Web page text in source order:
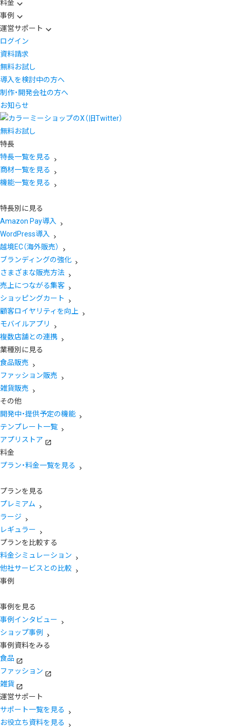
料金
事例
運営サポート
ログイン
資料請求
無料お試し
導入を検討中の方へ
制作・開発会社の方へ
お知らせ
無料お試し
特長
特長一覧を見る
商材一覧を見る
機能一覧を見る
特長別に見る
Amazon Pay導入
WordPress導入
越境EC（海外販売）
ブランディングの強化
さまざまな販売方法
売上につながる集客
ショッピングカート
顧客ロイヤリティを向上
モバイルアプリ
複数店舗との連携
業種別に見る
食品販売
ファッション販売
雑貨販売
その他
開発中・提供予定の機能
テンプレート一覧
アプリストア
料金
プラン・料金一覧を見る
プランを見る
プレミアム
ラージ
レギュラー
プランを比較する
料金シミュレーション
他社サービスとの比較
事例
事例を見る
事例インタビュー
ショップ事例
事例資料をみる
食品
ファッション
雑貨
運営サポート
サポート一覧を見る
お役立ち資料を見る